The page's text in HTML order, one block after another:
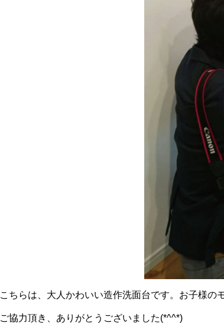
こちらは、大人かわいい造作洗面台です。お子様の
ご協力頂き、ありがとうございました(*^^*)